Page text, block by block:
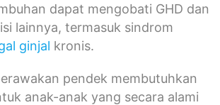
dapat mengobati GHD dan
lainnya, termasuk sindrom
ginjal kronis.
pendek membutuhkan
anak-anak yang secara alami